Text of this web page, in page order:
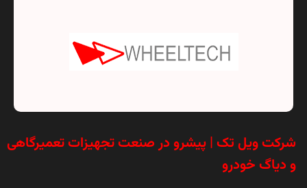
شرکت ویل تک | پیشرو در صنعت تجهیزات تعمیرگاهی
و دیاگ خودرو